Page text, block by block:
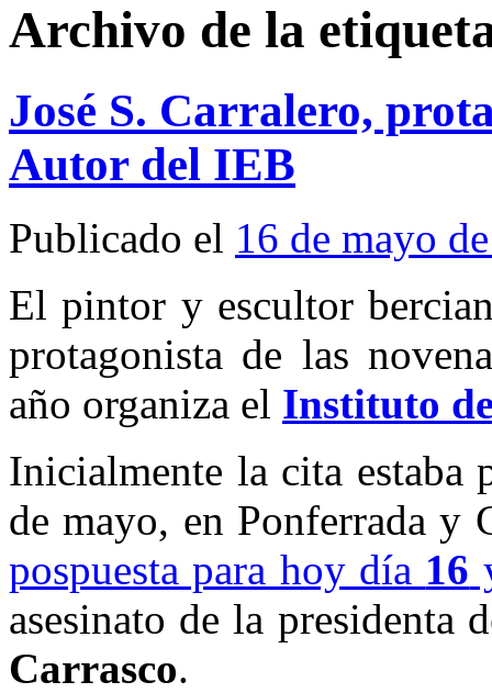
Archivo de la
José S. Carralero,
Autor del IEB
Publicado el 16 de mayo
El pintor y escultor
protagonista de las
año organiza el Instituto
Inicialmente la cita estaba
de mayo, en Ponferrada y
pospuesta para hoy día 16
asesinato de la presidenta
Carrasco.